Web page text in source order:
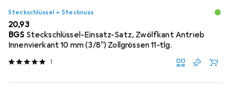
Steckschlüssel + Stecknuss
EUR
20,93
BGS Steckschlüssel-Einsatz-Satz, Zwölfkant Antrieb
Innenvierkant 10 mm (3/8") Zollgrössen 11-tlg.
1